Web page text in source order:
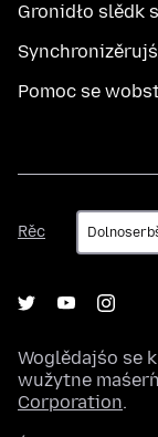
Gronidło slědk
Pomoc se
Rěc
Rěc
Woglědajśo se
wužytne
Corporation.